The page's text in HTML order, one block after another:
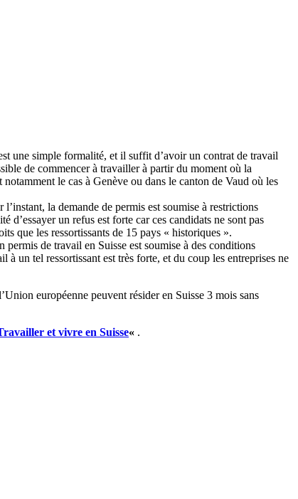
une simple formalité, et il suffit d’avoir un contrat de travail
de commencer à travailler à partir du moment où la
le cas à Genève ou dans le canton de Vaud où les
la demande de permis est soumise à restrictions
d’essayer un refus est forte car ces candidats ne sont pas
que les ressortissants de 15 pays « historiques ».
de travail en Suisse est soumise à des conditions
un tel ressortissant est très forte, et du coup les entreprises ne
européenne peuvent résider en Suisse 3 mois sans
et vivre en Suisse« .